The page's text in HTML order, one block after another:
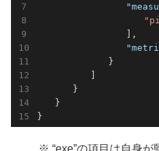
],
}
}
}
}